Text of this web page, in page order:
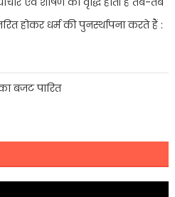
होकर धर्म की पुनर्स्थापना करते हैं :
बजट पारित